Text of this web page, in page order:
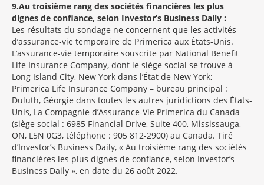
9 Au troisième rang des sociétés financières les plus
dignes de confiance, selon Investor’s Business Daily :
Les résultats du sondage ne concernent que les activités
d’assurance-vie temporaire de Primerica aux États-Unis.
L’assurance-vie temporaire souscrite par National Benefit
Life Insurance Company, dont le siège social se trouve à
Long Island City, New York dans l’État de New York;
Primerica Life Insurance Company – bureau principal :
Duluth, Géorgie dans toutes les autres juridictions des États-
Unis, La Compagnie d’Assurance-Vie Primerica du Canada
(siège social : 6985 Financial Drive, Suite 400, Mississauga,
ON, L5N 0G3, téléphone : 905 812-2900) au Canada. Tiré
d’Investor’s Business Daily, « Au troisième rang des sociétés
financières les plus dignes de confiance, selon Investor’s
Business Daily », en date du 26 août 2022.